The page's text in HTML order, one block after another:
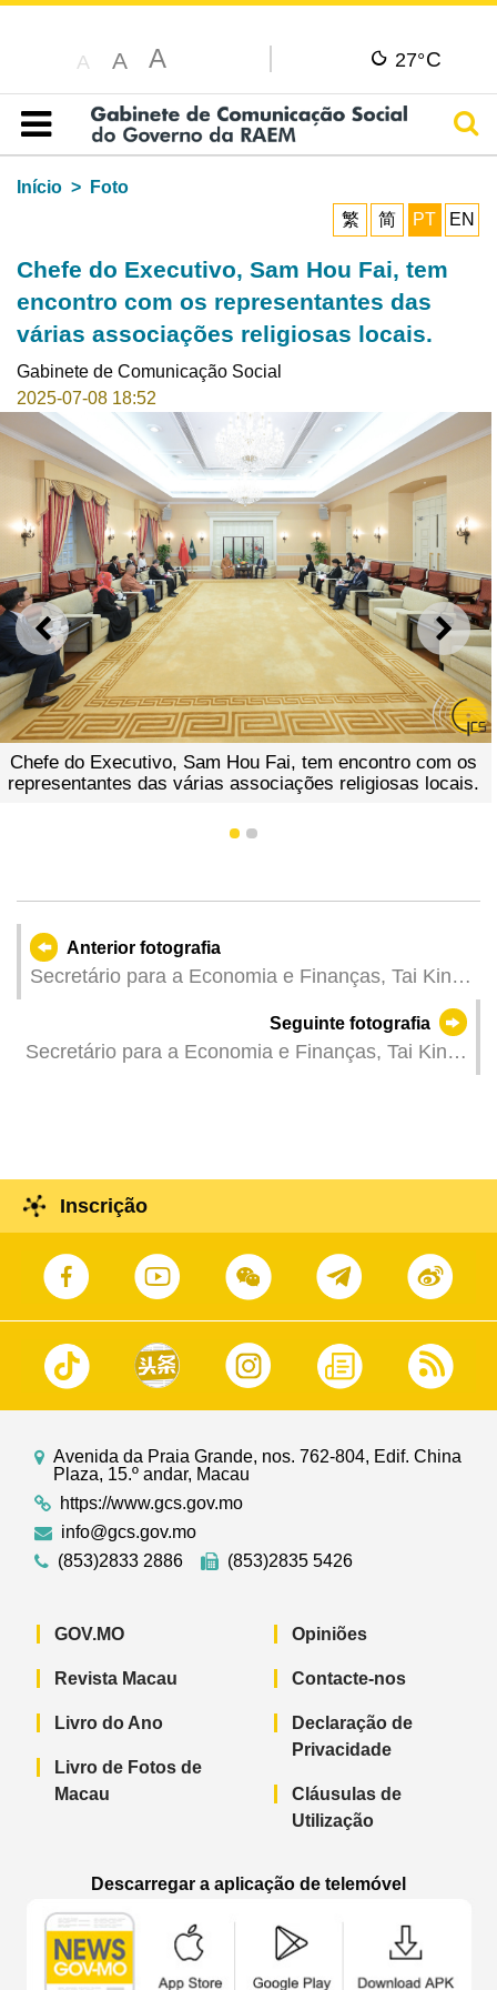
A A A 27°C
Índice
Início
Foto
繁
简 PT EN
Chefe do Executivo, Sam Hou Fai, tem
encontro com os representantes das
várias associações religiosas locais.
Gabinete de Comunicação Social
2025-07-08 18:52
ANTERIOR
Chefe do Executivo, Sam Hou Fai, tem encontro com os
representantes das várias associações religiosas locais.
1 2
Anterior fotografia
Secretário para a Economia e Finanças, Tai Kin
Ip, na reunião plenária da Assembleia Legislativa
para a discussão e votação na especialidade da
proposta de lei intitulada “Alteração à Lei do
Seguinte fotografia
Secretário para a Economia e Finanças, Tai Kin
Inscrição
Avenida da Praia Grande, nos. 762-804, Edif. China
Plaza, 15.º andar, Macau
https://www.gcs.gov.mo
info@gcs.gov.mo
(853)2833 2886
(853)2835 5426
GOV.MO
Revista Macau
Livro do Ano
Livro de Fotos de
Macau
Opiniões
Contacte-nos
Declaração de
Privacidade
Cláusulas de
Utilização
Descarregar a aplicação de telemóvel